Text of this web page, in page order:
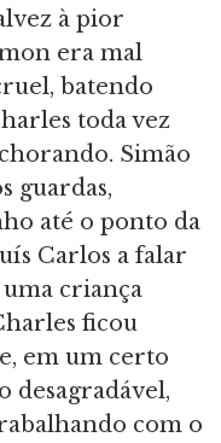
à pior
era mal
batendo
toda vez
Simão
guardas,
até o ponto da
Carlos a falar
uma criança
ficou
em um certo
desagradável,
com o